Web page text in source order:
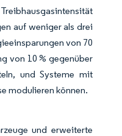
auf weniger als drei
von 70
von 10 % gegenüber
und Systeme mit
modulieren können.
und erweiterte